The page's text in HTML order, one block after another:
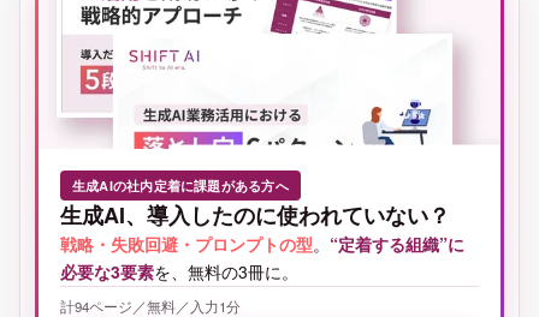
生成AIの社内定着に課題がある方へ
生成AI、導入したのに使われていない？
戦略・失敗回避・プロンプトの型。 “定着する組織”に
必要な3要素を、無料の3冊に。
計94ページ／無料／入力1分